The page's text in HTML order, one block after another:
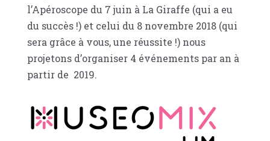
l’Apéroscope du 7 juin à La Giraffe (qui a eu
du succès !) et celui du 8 novembre 2018 (qui
sera grâce à vous, une réussite !) nous
projetons d’organiser 4 événements par an à
partir de 2019.